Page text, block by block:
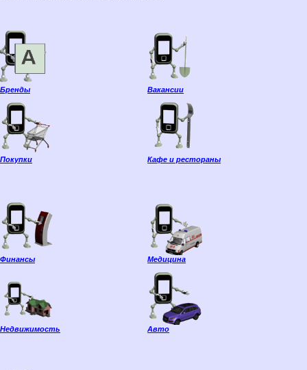
Бренды Вакансии
Покупки Кафе и рестораны
Финансы Медицина
Недвижимость Авто